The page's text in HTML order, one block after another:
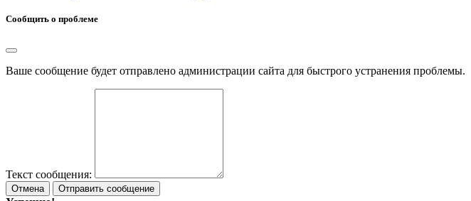
Сообщить о проблеме
Ваше сообщение будет отправлено администрации сайта для быстрого устранения проблемы.
Текст сообщения:
Отмена Отправить сообщение